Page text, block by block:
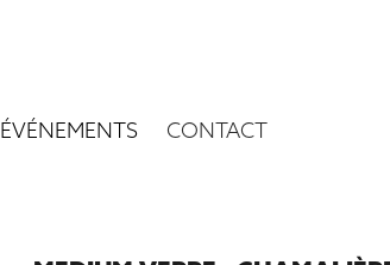
ÉVÉNEMENTS CONTACT